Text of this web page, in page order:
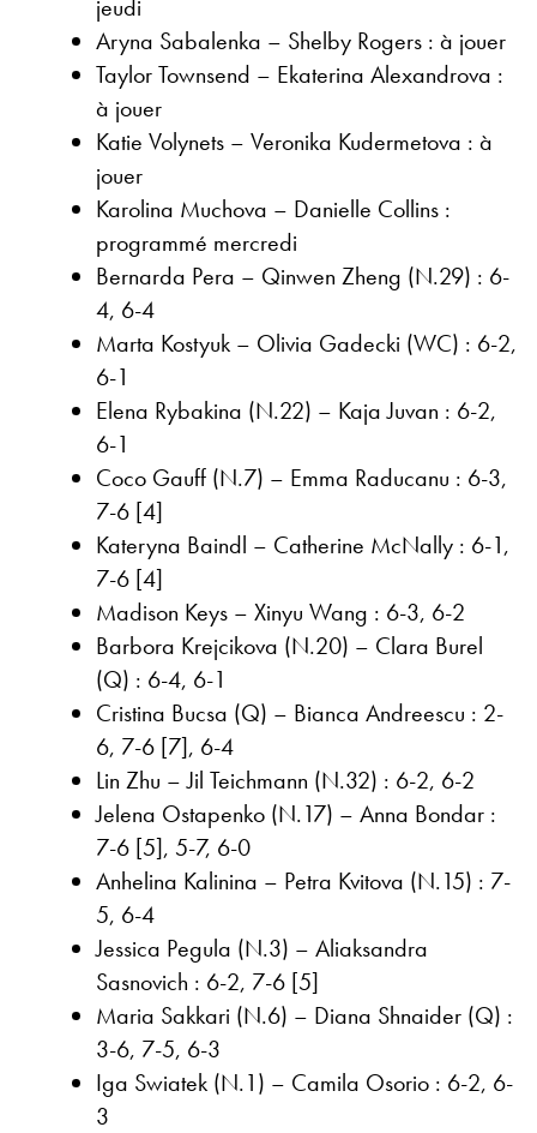
jeudi
Aryna Sabalenka – Shelby Rogers : à jouer
Taylor Townsend – Ekaterina Alexandrova :
à jouer
Katie Volynets – Veronika Kudermetova : à
jouer
Karolina Muchova – Danielle Collins :
programmé mercredi
Bernarda Pera – Qinwen Zheng (N.29) : 6-
4, 6-4
Marta Kostyuk – Olivia Gadecki (WC) : 6-2,
6-1
Elena Rybakina (N.22) – Kaja Juvan : 6-2,
6-1
Coco Gauff (N.7) – Emma Raducanu : 6-3,
7-6 [4]
Kateryna Baindl – Catherine McNally : 6-1,
7-6 [4]
Madison Keys – Xinyu Wang : 6-3, 6-2
Barbora Krejcikova (N.20) – Clara Burel
(Q) : 6-4, 6-1
Cristina Bucsa (Q) – Bianca Andreescu : 2-
6, 7-6 [7], 6-4
Lin Zhu – Jil Teichmann (N.32) : 6-2, 6-2
Jelena Ostapenko (N.17) – Anna Bondar :
7-6 [5], 5-7, 6-0
Anhelina Kalinina – Petra Kvitova (N.15) : 7-
5, 6-4
Jessica Pegula (N.3) – Aliaksandra
Sasnovich : 6-2, 7-6 [5]
Maria Sakkari (N.6) – Diana Shnaider (Q) :
3-6, 7-5, 6-3
Iga Swiatek (N.1) – Camila Osorio : 6-2, 6-
3